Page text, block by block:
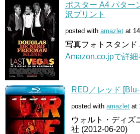
ポスター A4 パター
沢プリント
posted with amazlet at
写真フォトスタンド
Amazon.co.jpで詳細
RED／レッド
posted with amazlet at
ウォルト・ディズ
社 (2012-06-20)